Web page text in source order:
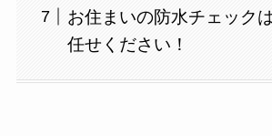
お住まいの防水チェック
任せください！